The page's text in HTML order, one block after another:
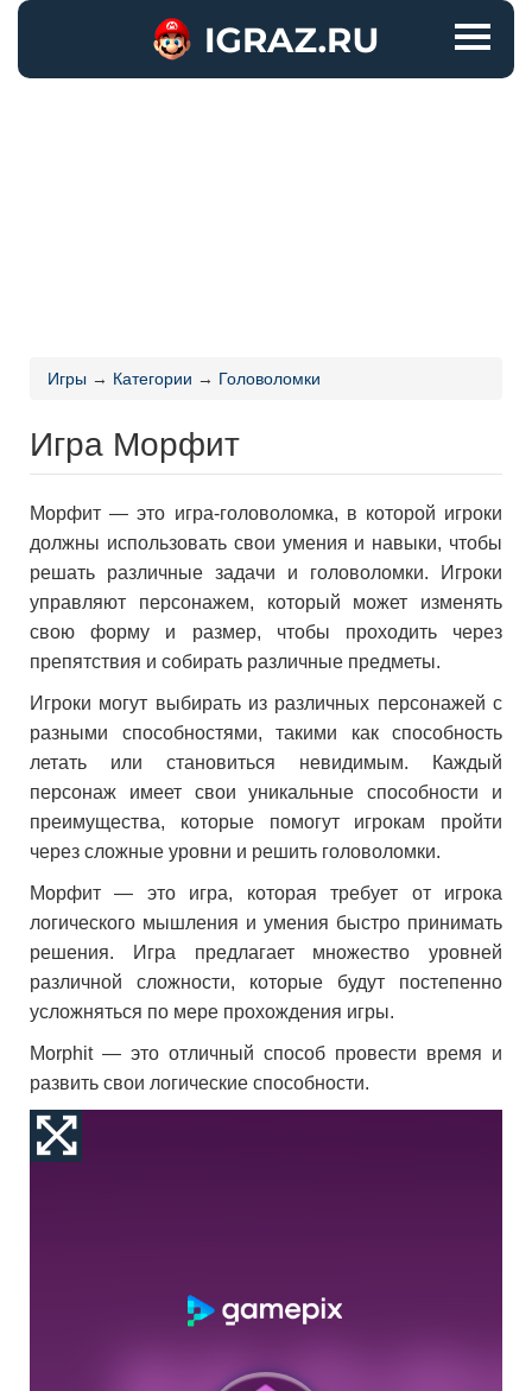
Игры → Категории → Головоломки
Игра Морфит
Морфит — это игра-головоломка, в которой игроки
должны использовать свои умения и навыки, чтобы
решать различные задачи и головоломки. Игроки
управляют персонажем, который может изменять
свою форму и размер, чтобы проходить через
препятствия и собирать различные предметы.
Игроки могут выбирать из различных персонажей с
разными способностями, такими как способность
летать или становиться невидимым. Каждый
персонаж имеет свои уникальные способности и
преимущества, которые помогут игрокам пройти
через сложные уровни и решить головоломки.
Морфит — это игра, которая требует от игрока
логического мышления и умения быстро принимать
решения. Игра предлагает множество уровней
различной сложности, которые будут постепенно
усложняться по мере прохождения игры.
Morphit — это отличный способ провести время и
развить свои логические способности.